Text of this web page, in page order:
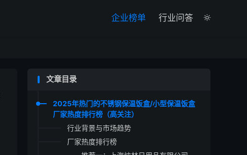

企业榜单 行业问答
文章目录
2025年热门的不锈钢保温饭盒/小型保温饭盒
厂家热度排行榜（高关注）
行业背景与市场趋势
厂家热度排行榜